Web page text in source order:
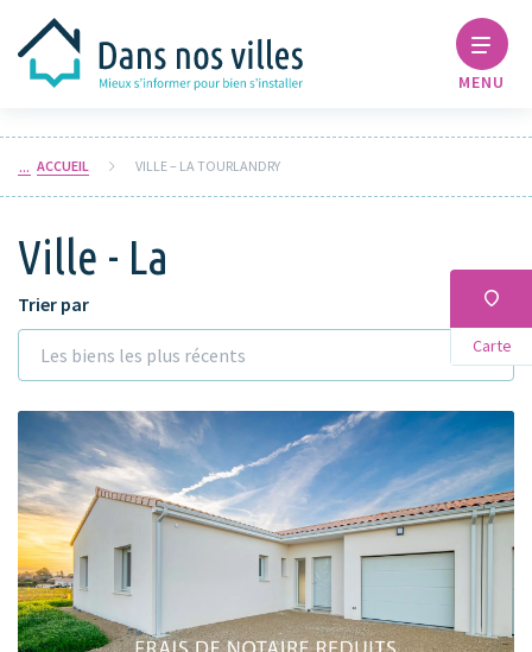
MENU
ACCUEIL VILLE – LA TOURLANDRY
Ville - La
Carte
Trier par
Les biens les plus récents